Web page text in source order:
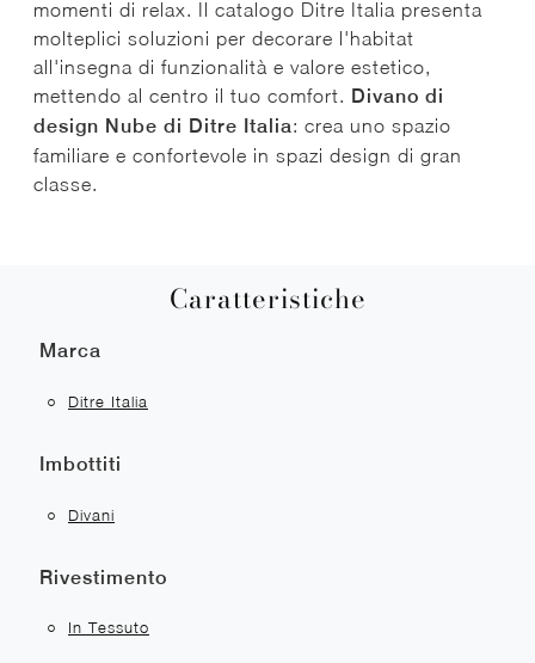
momenti di relax. Il catalogo Ditre Italia presenta
molteplici soluzioni per decorare l'habitat
all'insegna di funzionalità e valore estetico,
mettendo al centro il tuo comfort. Divano di
design Nube di Ditre Italia: crea uno spazio
familiare e confortevole in spazi design di gran
classe.
Caratteristiche
Marca
Ditre Italia
Imbottiti
Divani
Rivestimento
In Tessuto